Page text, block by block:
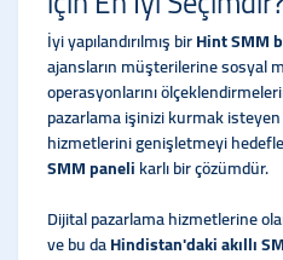
İyi yapılandırılmış birHint SMM
ajansların müşterilerine sosyal
operasyonlarını
pazarlama işinizi kurmak
hizmetlerini genişletmeyi
SMM panelikarlı bir çözümdür.
Dijital pazarlama hizmetlerine
ve bu daHindistan'daki akıllı